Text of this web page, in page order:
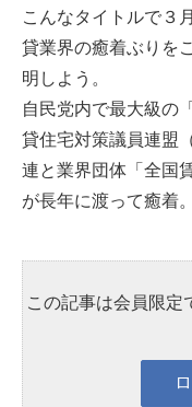
こんなタイトルで３
貸業界の癒着ぶりを
明しよう。
自民党内で最大級の
貸住宅対策議員連盟
連と業界団体「全国
が長年に渡って癒着。
この記事は会員限定